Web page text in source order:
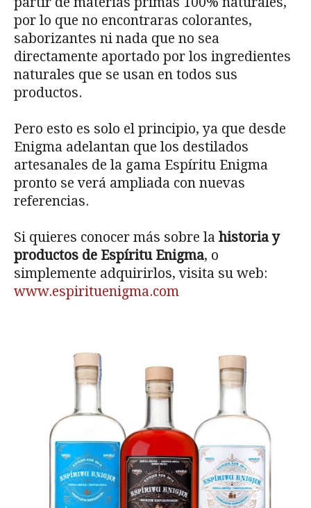
por lo que no encontraras colorantes,
saborizantes ni nada que no sea
directamente aportado por los ingredientes
naturales que se usan en todos sus
productos.
Pero esto es solo el principio, ya que desde
Enigma adelantan que los destilados
artesanales de la gama Espíritu Enigma
pronto se verá ampliada con nuevas
referencias.
Si quieres conocer más sobre la historia y
productos de Espíritu Enigma, o
simplemente adquirirlos, visita su web:
www.espirituenigma.com